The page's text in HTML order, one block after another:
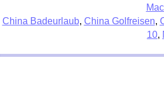
China Badeurlaub, China Golfreisen,
10,